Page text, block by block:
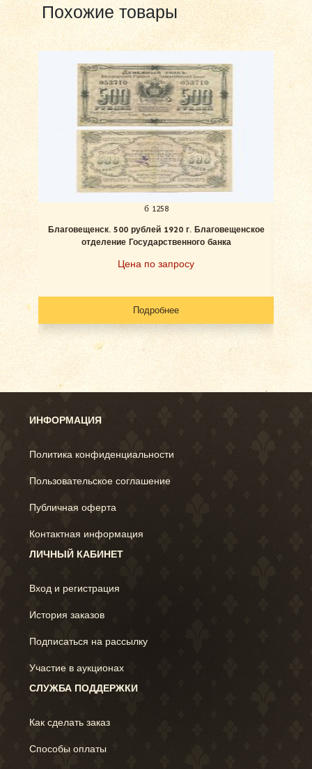
Похожие товары
б 1258
Благовещенск. 500 рублей 1920 г. Благовещенское
отделение Государственного банка
Цена по запросу
Подробнее
ИНФОРМАЦИЯ
Политика конфиденциальности
Пользовательское соглашение
Публичная оферта
Контактная информация
ЛИЧНЫЙ КАБИНЕТ
Вход и регистрация
История заказов
Подписаться на рассылку
Участие в аукционах
СЛУЖБА ПОДДЕРЖКИ
Как сделать заказ
Способы оплаты